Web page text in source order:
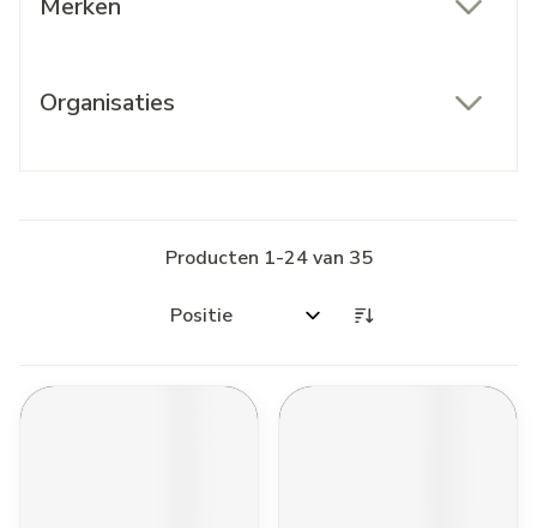
Merken
Organisaties
Producten 1-24van 35
Sorteer op: